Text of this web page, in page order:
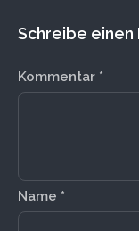
Schreibe einen
Kommentar *
Name *